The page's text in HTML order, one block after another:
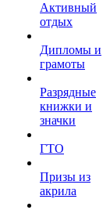
Активный
отдых
Дипломы и
грамоты
Разрядные
книжки и
значки
ГТО
Призы из
акрила